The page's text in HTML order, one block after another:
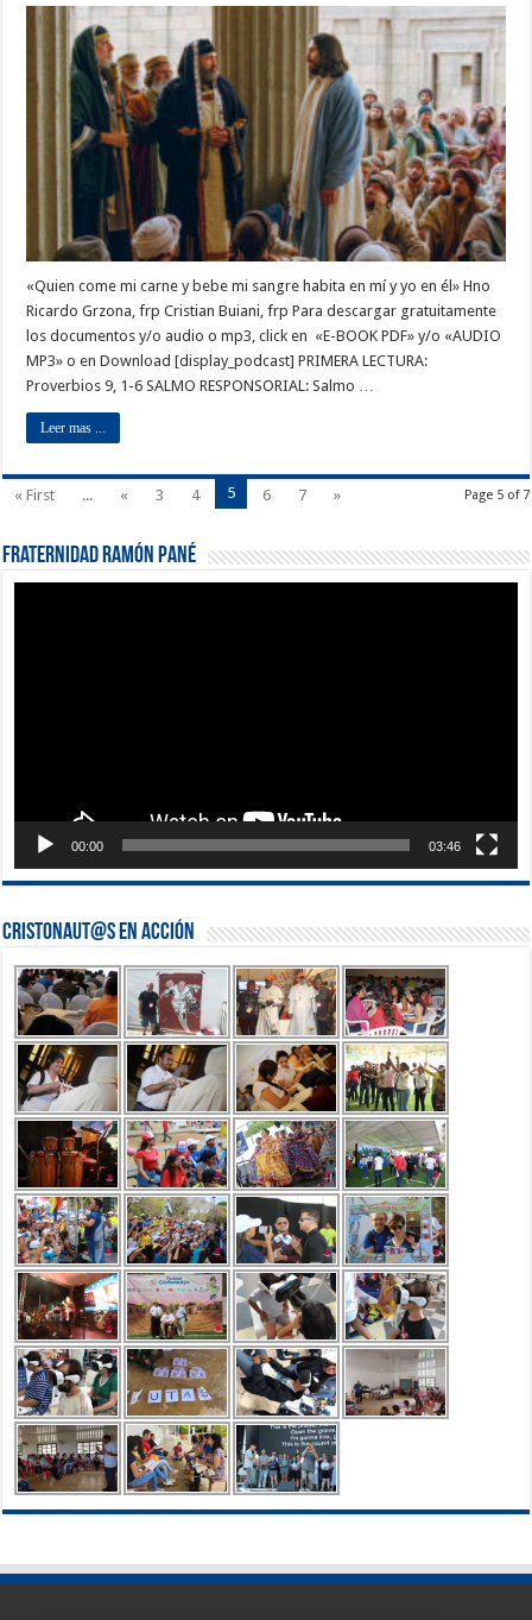
«Quien come mi carne y bebe mi sangre habita en mí y yo en él» Hno
Ricardo Grzona, frp Cristian Buiani, frp Para descargar gratuitamente
los documentos y/o audio o mp3, click en «E-BOOK PDF» y/o «AUDIO
MP3» o en Download [display_podcast] PRIMERA LECTURA:
Proverbios 9, 1-6 SALMO RESPONSORIAL: Salmo …
Leer mas ...
Page 5 of 7
« First ... « 3 4 5 6 7 »
Fraternidad Ramón Pané
00:00 03:46
Cristonaut@s en Acción